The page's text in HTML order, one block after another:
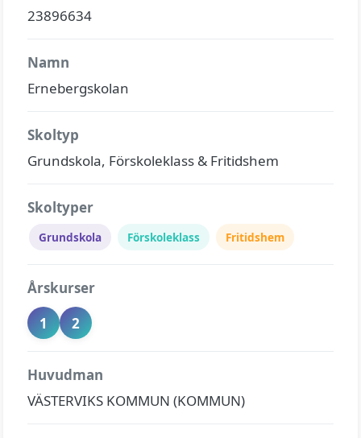
23896634
Namn
Ernebergskolan
Skoltyp
Grundskola, Förskoleklass & Fritidshem
Skoltyper
Grundskola Förskoleklass Fritidshem
Årskurser
1
2
Huvudman
VÄSTERVIKS KOMMUN (KOMMUN)